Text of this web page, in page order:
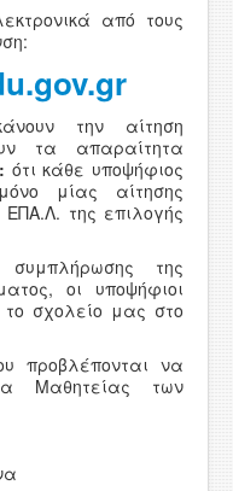
από τους
την αίτηση
τα απαραίτητα
ότι κάθε υποψήφιος
μίας αίτησης
της επιλογής
της
οι υποψήφιοι
το σχολείο μας στο
προβλέπονται να
Μαθητείας των